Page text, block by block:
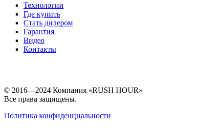
Технологии
Где купить
Стать дилером
Гарантия
Видео
Контакты
© 2016—2024 Компания «RUSH HOUR»
Все права защищены.
Политика конфиденциальности